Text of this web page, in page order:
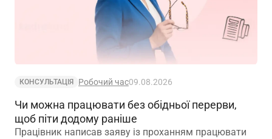
КОНСУЛЬТАЦІЯ Робочий час09.08.2026
Чи можна працювати без обідньої перерви,
щоб піти додому раніше
Працівник написав заяву із проханням працювати